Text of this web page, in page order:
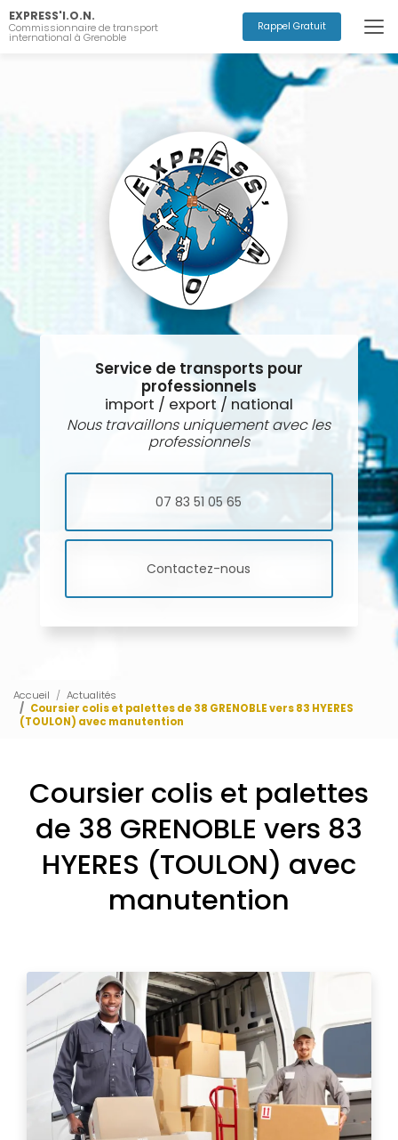
Aller
au
contenu
EXPRESS'I.O.N.
Commissionnaire de transport
international à Grenoble
Rappel Gratuit
Service de transports pour
professionnels
import / export / national
Nous travaillons uniquement avec les
professionnels
07 83 51 05 65
Contactez-nous
Accueil
Actualités
Coursier colis et palettes de 38 GRENOBLE vers 83 HYERES
(TOULON) avec manutention
Coursier colis et palettes
de 38 GRENOBLE vers 83
HYERES (TOULON) avec
manutention